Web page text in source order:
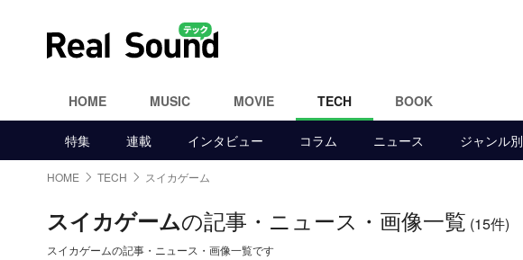
HOME MUSIC MOVIE TECH BOOK
特集 連載 インタビュー コラム ニュース ジャンル別
HOME TECH スイカゲーム
スイカゲームの記事・ニュース・画像一覧 (15件)
スイカゲームの記事・ニュース・画像一覧です